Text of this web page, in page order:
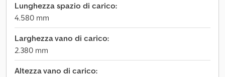
Lunghezza spazio di carico:
4.580 mm
Larghezza vano di carico:
2.380 mm
Altezza vano di carico: